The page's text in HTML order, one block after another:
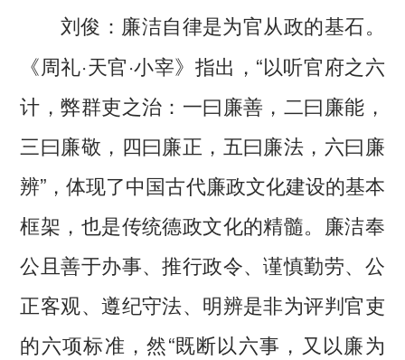
刘俊： 廉洁自律是为官从政的基石。
《周礼·天官·小宰》指出，“以听官府之六
计，弊群吏之治：一曰廉善，二曰廉能，
三曰廉敬，四曰廉正，五曰廉法，六曰廉
辨”，体现了中国古代廉政文化建设的基本
框架，也是传统德政文化的精髓。廉洁奉
公且善于办事、推行政令、谨慎勤劳、公
正客观、遵纪守法、明辨是非为评判官吏
的六项标准，然“既断以六事，又以廉为